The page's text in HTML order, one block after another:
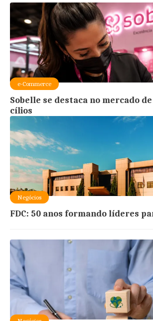
e-Commerce
Sobelle se destaca no mercado
cílios
Negócios
FDC: 50 anos formando líderes